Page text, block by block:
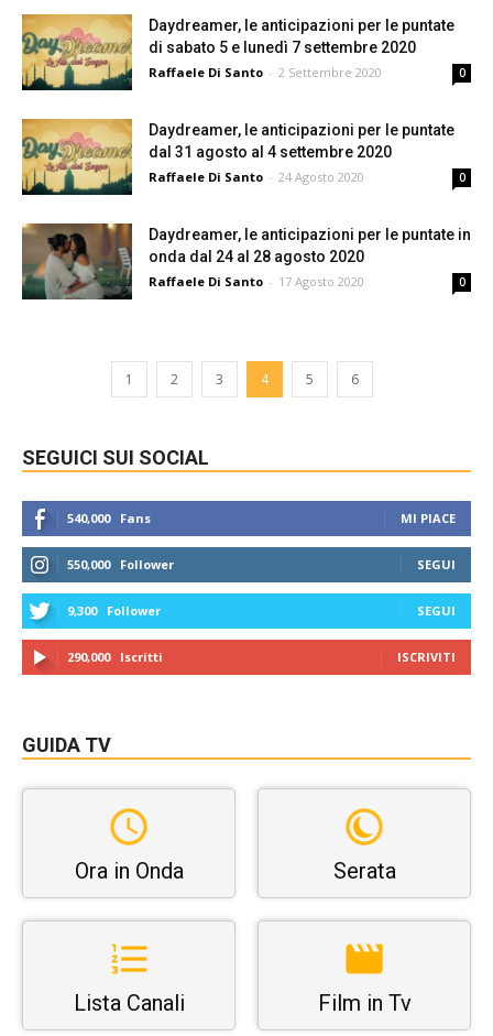
Daydreamer, le anticipazioni per le puntate
di sabato 5 e lunedì 7 settembre 2020
Raffaele Di Santo - 2 Settembre 2020 0
Daydreamer, le anticipazioni per le puntate
dal 31 agosto al 4 settembre 2020
Raffaele Di Santo - 24 Agosto 2020 0
Daydreamer, le anticipazioni per le puntate in
onda dal 24 al 28 agosto 2020
Raffaele Di Santo - 17 Agosto 2020 0
1 2 3 4 5 6
SEGUICI SUI SOCIAL
540,000 Fans MI PIACE
550,000 Follower SEGUI
9,300 Follower SEGUI
290,000 Iscritti ISCRIVITI
GUIDA TV
Ora in Onda Serata
Lista Canali Film in Tv